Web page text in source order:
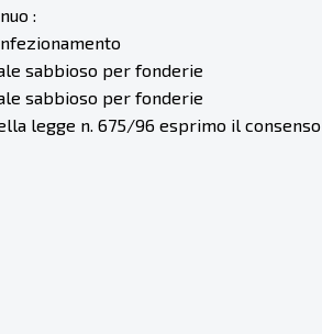
:
sabbioso per fonderie
sabbioso per fonderie
legge n. 675/96 esprimo il